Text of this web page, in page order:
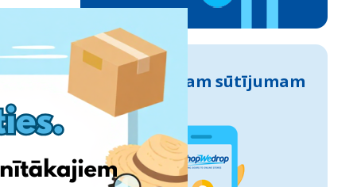
Izseko savam sūtījumam